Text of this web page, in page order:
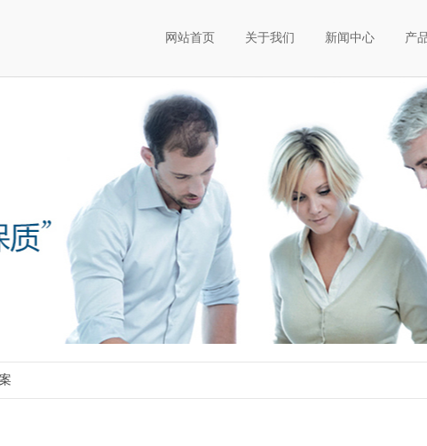
网站首页 关于我们 新闻中心 产